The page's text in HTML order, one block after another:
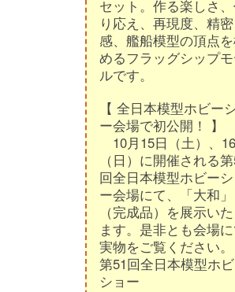
セット。作る楽しさ
り応え、再現度、精密
感、艦船模型の頂点
めるフラッグシップ
ルです。
【 全日本模型ホビー
ー会場で初公開！ 】
10月15日（土）、
（日）に開催される第
回全日本模型ホビーシ
ー会場にて、「大和」
（完成品）を展示い
ます。是非とも会場
実物をご覧ください
第51回全日本模型ホ
ショー